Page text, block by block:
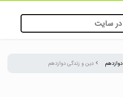
دوازدهم دین و زندگی دوازدهم